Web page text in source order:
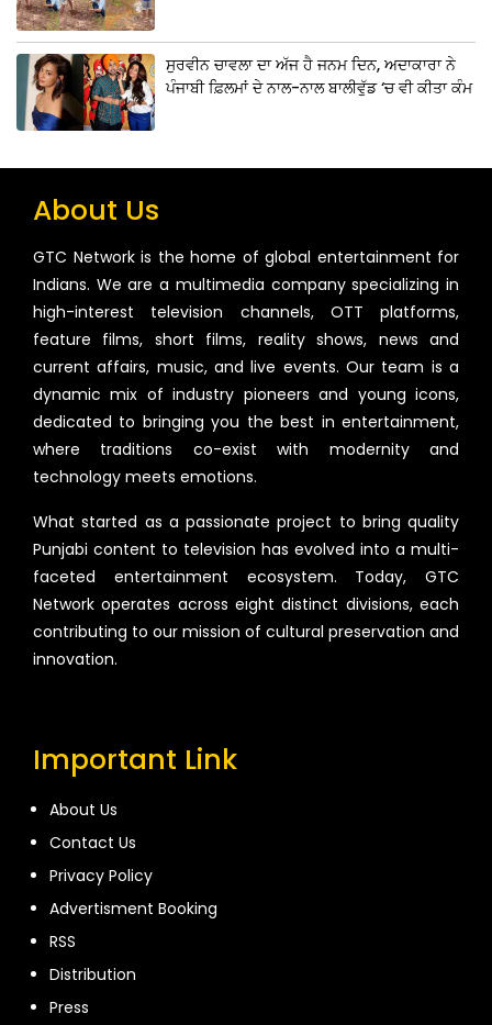
ਸੁਰਵੀਨ ਚਾਵਲਾ ਦਾ ਅੱਜ ਹੈ ਜਨਮ ਦਿਨ, ਅਦਾਕਾਰਾ ਨੇ
ਪੰਜਾਬੀ ਫ਼ਿਲਮਾਂ ਦੇ ਨਾਲ-ਨਾਲ ਬਾਲੀਵੁੱਡ ‘ਚ ਵੀ ਕੀਤਾ ਕੰਮ
About Us
GTC Network is the home of global entertainment for
Indians. We are a multimedia company specializing in
high-interest television channels, OTT platforms,
feature films, short films, reality shows, news and
current affairs, music, and live events. Our team is a
dynamic mix of industry pioneers and young icons,
dedicated to bringing you the best in entertainment,
where traditions co-exist with modernity and
technology meets emotions.
What started as a passionate project to bring quality
Punjabi content to television has evolved into a multi-
faceted entertainment ecosystem. Today, GTC
Network operates across eight distinct divisions, each
contributing to our mission of cultural preservation and
innovation.
Important Link
About Us
Contact Us
Privacy Policy
Advertisment Booking
RSS
Distribution
Press